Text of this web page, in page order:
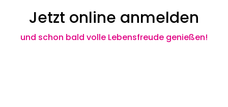
Jetzt online anmelden
und schon bald volle Lebensfreude genießen!